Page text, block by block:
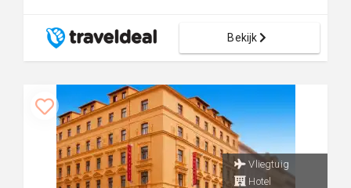
Bekijk
Vliegtuig
Hotel